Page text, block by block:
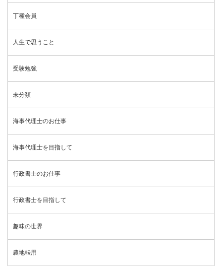
丁種会員
人生で思うこと
受験勉強
未分類
海事代理士のお仕事
海事代理士を目指して
行政書士のお仕事
行政書士を目指して
趣味の世界
農地転用